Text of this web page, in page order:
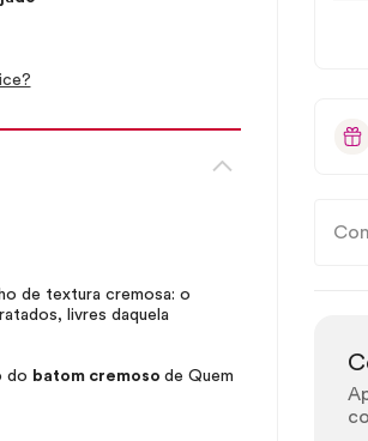
de textura cremosa: o
livres daquela
do batom cremoso de Quem